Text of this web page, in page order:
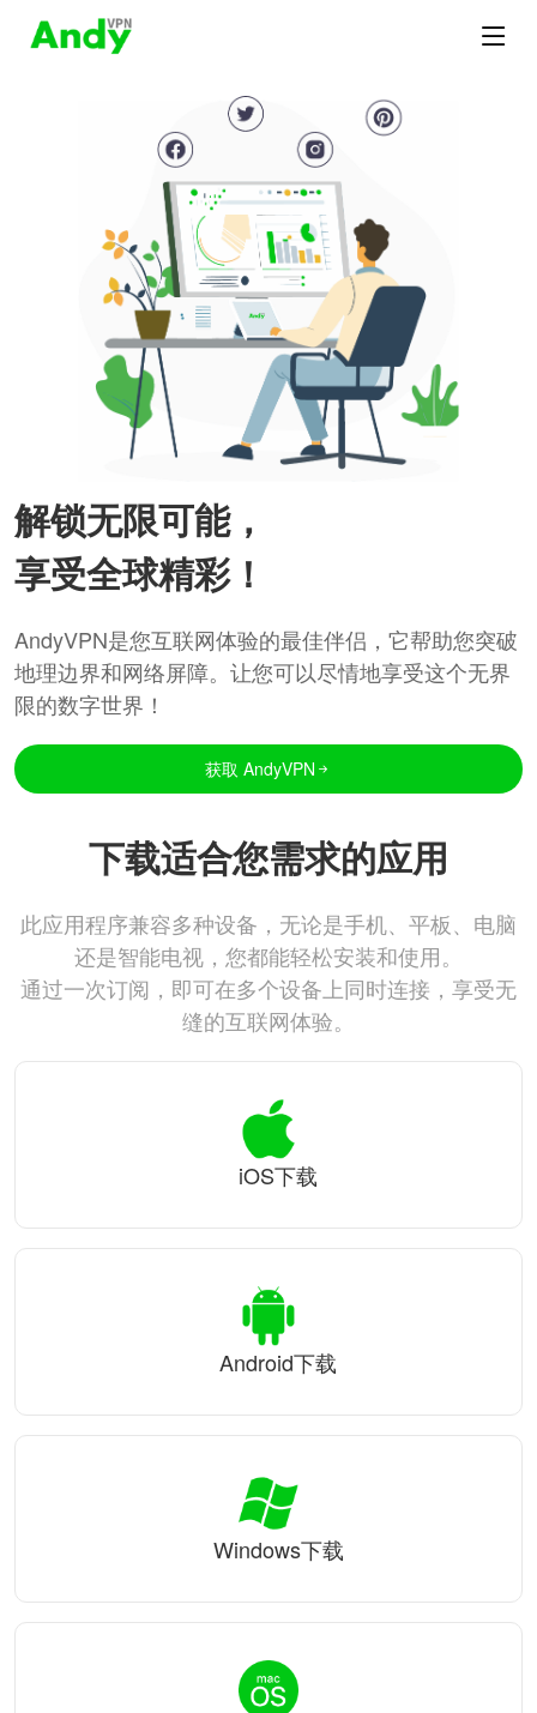
解锁无限可能，
享受全球精彩！
AndyVPN是您互联网体验的最佳伴侣，它帮助您突破
地理边界和网络屏障。让您可以尽情地享受这个无界
限的数字世界！
获取 AndyVPN
下载适合您需求的应用
此应用程序兼容多种设备，无论是手机、平板、电脑
还是智能电视，您都能轻松安装和使用。
通过一次订阅，即可在多个设备上同时连接，享受无
缝的互联网体验。
iOS下载
Android下载
Windows下载